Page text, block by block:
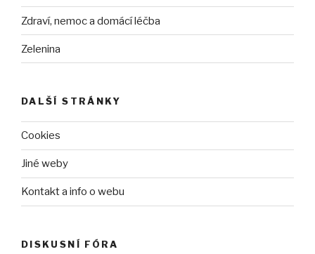
Zdraví, nemoc a domácí léčba
Zelenina
DALŠÍ STRÁNKY
Cookies
Jiné weby
Kontakt a info o webu
DISKUSNÍ FÓRA